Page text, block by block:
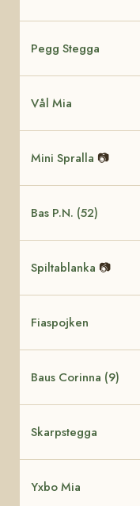
Pegg Stegga
Vål Mia
Mini Spralla 📷
Bas P.N. (52)
Spiltablanka 📷
Fiaspojken
Baus Corinna (9)
Skarpstegga
Yxbo Mia